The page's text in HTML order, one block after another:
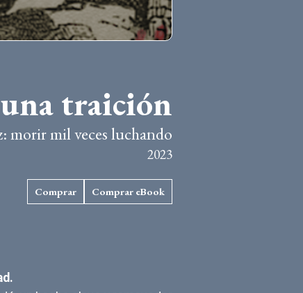
traición
morir mil veces luchando
2023
Comprar Comprar eBook